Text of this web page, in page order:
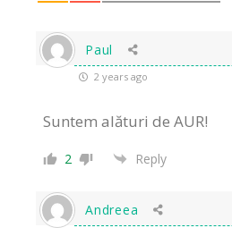
Paul
2 years ago
Suntem alături de AUR!
2 Reply
Andreea